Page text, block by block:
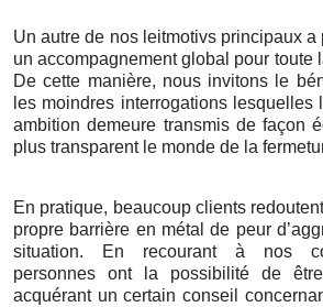
Un autre de nos leitmotivs principaux a
un accompagnement global pour toute
De cette manière, nous invitons le
les moindres interrogations lesquelles
ambition demeure transmis de façon
plus transparent le monde de la
En pratique, beaucoup clients
propre barrière en métal de peur
situation. En recourant à nos
personnes ont la possibilité de
acquérant un certain conseil